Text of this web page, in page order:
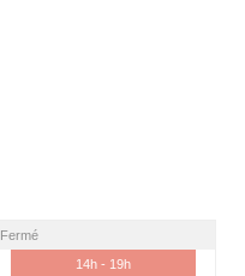
Fermé
14h - 19h